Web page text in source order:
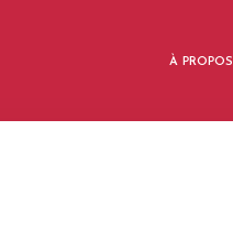
À PROPOS